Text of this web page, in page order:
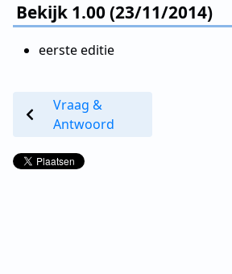
Bekijk 1.00 (23/11/2014)
eerste editie
Vraag &
Antwoord